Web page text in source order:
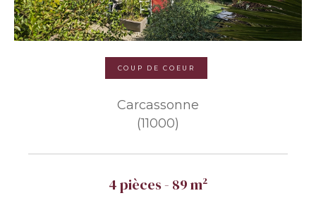
COUP DE COEUR
Carcassonne
(11000)
4 pièces - 89 m²